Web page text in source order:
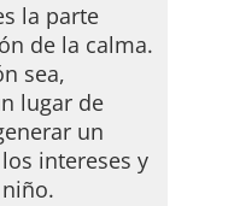
la parte
de la calma.
sea,
lugar de
un
intereses y
del niño.